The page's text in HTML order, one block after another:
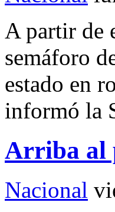
A partir de
semáforo
estado en
informó la
Arriba al
Nacional